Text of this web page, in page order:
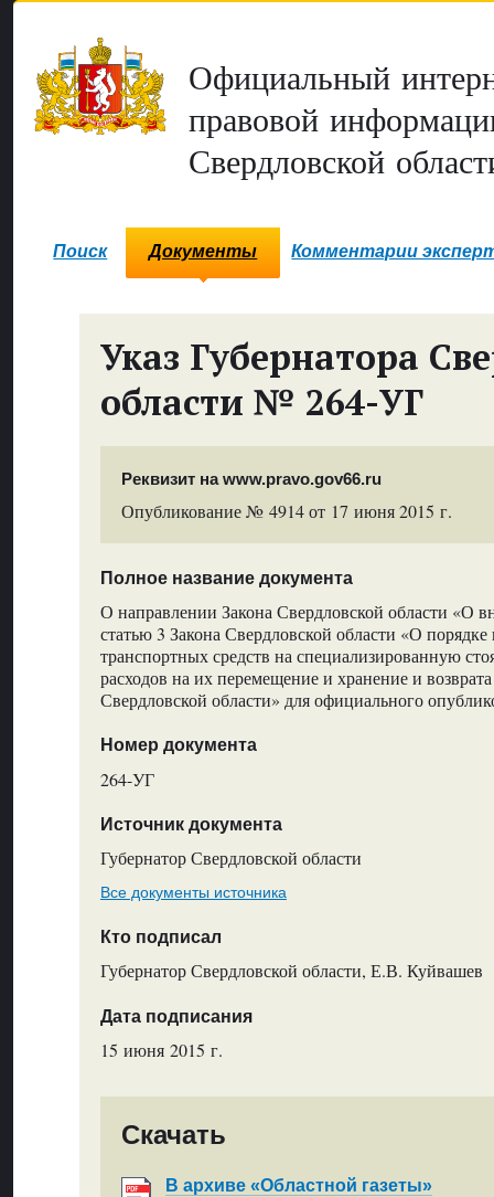
Официальный
правовой
Свердловской
Поиск Документы Комментарии
Указ Губернатора
области № 264-УГ
Реквизит на www.pravo.gov66.ru
Опубликование № 4914 от 17 июня 2015 г.
Полное название документа
О направлении Закона Свердловской области «О
статью 3 Закона Свердловской области «О
транспортных средств на специализированную
расходов на их перемещение и хранение и
Свердловской области» для официального
Номер документа
264-УГ
Источник документа
Губернатор Свердловской области
Все документы источника
Кто подписал
Губернатор Свердловской области, Е.В. Куйвашев
Дата подписания
15 июня 2015 г.
Скачать
В архиве «Областной газеты»